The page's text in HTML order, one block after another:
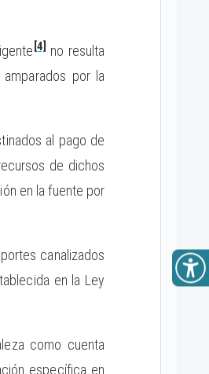
[4] no resulta
por la
al pago de
de dichos
en la fuente por
canalizados
en la Ley
como cuenta
específica en